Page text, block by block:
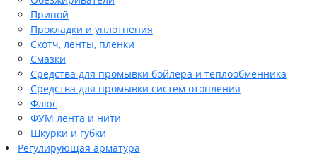
Припой
Прокладки и уплотнения
Скотч, ленты, пленки
Смазки
Средства для промывки бойлера и теплообменника
Средства для промывки систем отопления
Флюс
ФУМ лента и нити
Шкурки и губки
Регулирующая арматура